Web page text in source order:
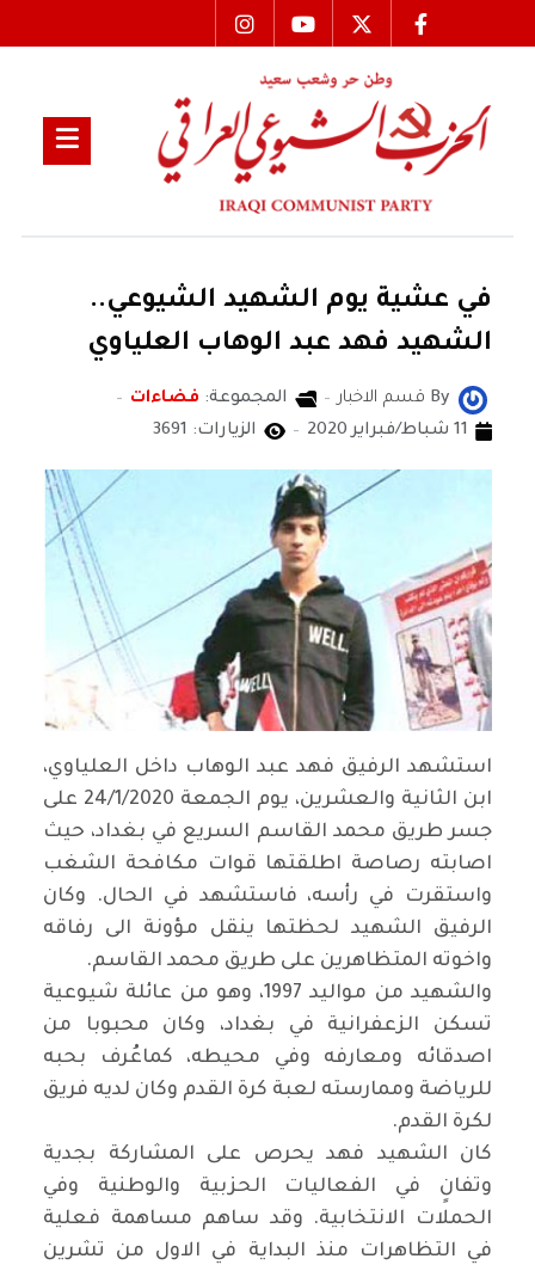
في عشية يوم الشهيد الشيوعي..
الشهيد فهد عبد الوهاب العلياوي
By قسم الاخبار المجموعة: فضاءات
11 شباط/فبراير 2020
الزيارات: 3691
استشهد الرفيق فهد عبد الوهاب داخل العلياوي،
ابن الثانية والعشرين، يوم الجمعة 24/1/2020 على
جسر طريق محمد القاسم السريع في بغداد، حيث
اصابته رصاصة اطلقتها قوات مكافحة الشغب
واستقرت في رأسه، فاستشهد في الحال. وكان
الرفيق الشهيد لحظتها ينقل مؤونة الى رفاقه
واخوته المتظاهرين على طريق محمد القاسم.
والشهيد من مواليد 1997، وهو من عائلة شيوعية
تسكن الزعفرانية في بغداد، وكان محبوبا من
اصدقائه ومعارفه وفي محيطه، كماعُرف بحبه
للرياضة وممارسته لعبة كرة القدم وكان لديه فريق
لكرة القدم.
كان الشهيد فهد يحرص على المشاركة بجدية
وتفانٍ في الفعاليات الحزبية والوطنية وفي
الحملات الانتخابية. وقد ساهم مساهمة فعلية
في التظاهرات منذ البداية في الاول من تشرين